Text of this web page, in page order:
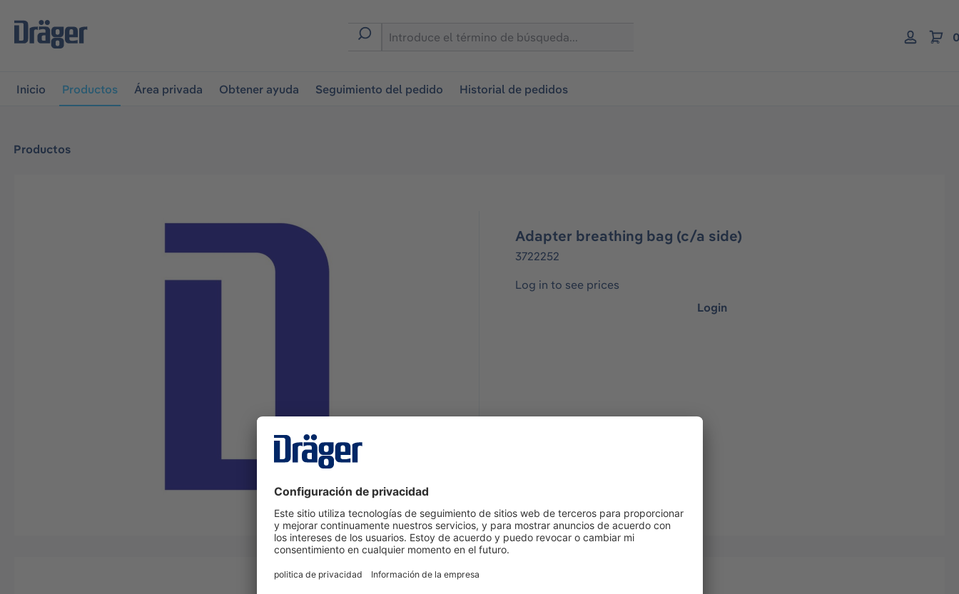
la navegación principal
Inicio Productos Área privada Obtener ayuda Seguimiento del pedido Historial de pedidos
Productos
Adapter breathing bag (c/a side)
3722252
Log in to see prices
Login